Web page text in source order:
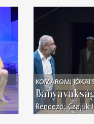
KOMÁROMI
Rendező Czajlik